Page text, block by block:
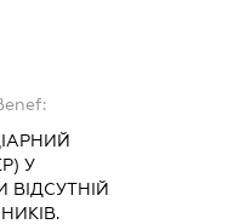
У